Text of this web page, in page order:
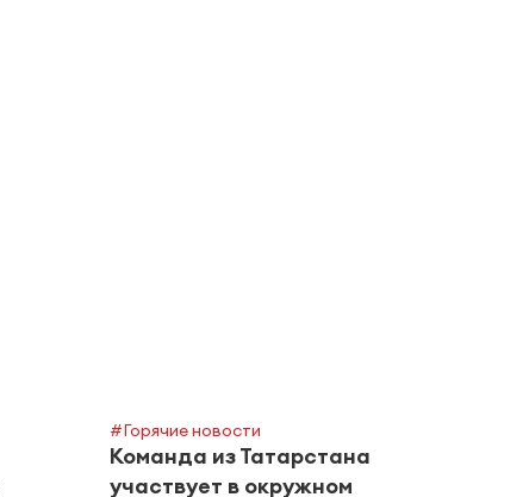
#Горячие новости
Команда из Татарстана
участвует в окружном